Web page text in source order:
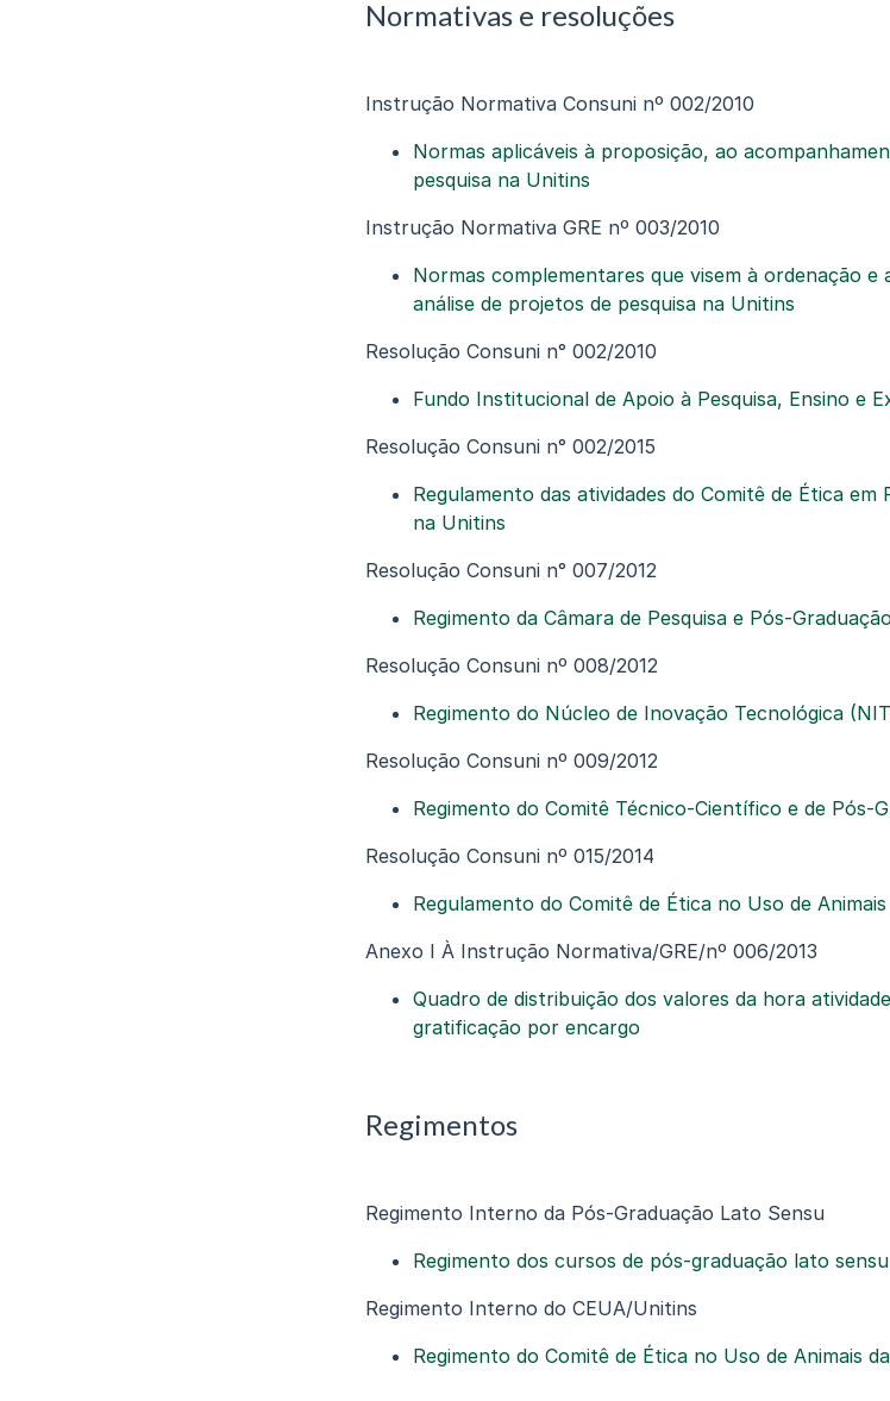
Normativas e resoluções
Instrução Normativa Consuni nº 002/2010
Normas aplicáveis à proposição, ao
pesquisa na Unitins
Instrução Normativa GRE nº 003/2010
Normas complementares que visem à ordenação
análise de projetos de pesquisa na Unitins
Resolução Consuni n° 002/2010
Fundo Institucional de Apoio à Pesquisa, Ensino e
Resolução Consuni n° 002/2015
Regulamento das atividades do Comitê de Ética em
na Unitins
Resolução Consuni n° 007/2012
Regimento da Câmara de Pesquisa e Pós-
Resolução Consuni nº 008/2012
Regimento do Núcleo de Inovação Tecnológica
Resolução Consuni nº 009/2012
Regimento do Comitê Técnico-Científico e de Pós-
Resolução Consuni nº 015/2014
Regulamento do Comitê de Ética no Uso de
Anexo I À Instrução Normativa/GRE/nº 006/2013
Quadro de distribuição dos valores da hora
gratificação por encargo
Regimentos
Regimento Interno da Pós-Graduação Lato Sensu
Regimento dos cursos de pós-graduação lato
Regimento Interno do CEUA/Unitins
Regimento do Comitê de Ética no Uso de Animais